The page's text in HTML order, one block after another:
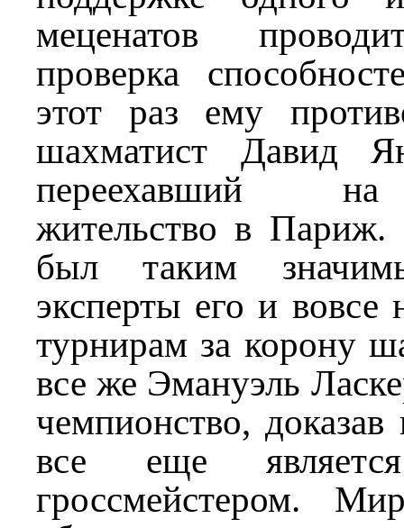
меценатов
проверка
этот раз ему
шахматист Давид
переехавший на
жительство в
был таким
эксперты его и вовсе
турнирам за корону
все же Эмануэль
чемпионство,
все еще
гроссмейстером.